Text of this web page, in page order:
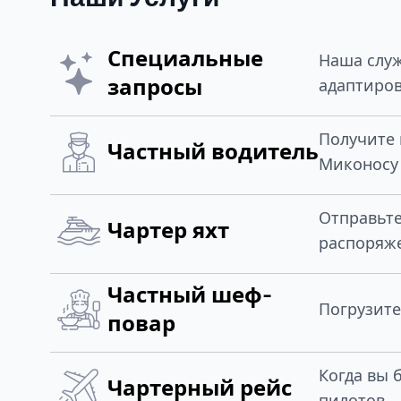
Специальные
запросы
Наша
Частный водительПолучите
Миконосу
Чартер яхт
Частный шеф-
повар
Чартерный рейс
Когда вы